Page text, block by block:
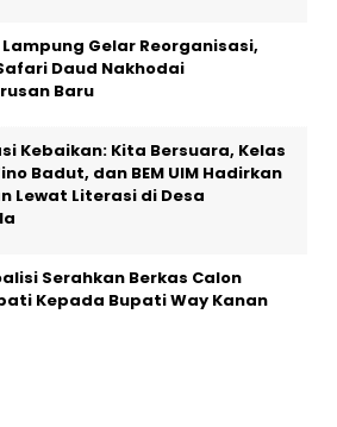
Lampung Gelar Reorganisasi,
Daud Nakhodai
Baru
Kebaikan: Kita Bersuara, Kelas
Badut, dan BEM UIM Hadirkan
Lewat Literasi di Desa
Serahkan Berkas Calon
Kepada Bupati Way Kanan